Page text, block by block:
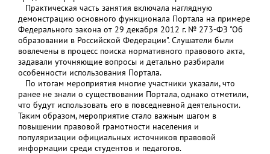
Практическая часть занятия включала наглядную
демонстрацию основного функционала Портала на примере
Федерального закона от 29 декабря 2012 г. № 273-ФЗ "Об
образовании в Российской Федерации". Слушатели были
вовлечены в процесс поиска нормативного правового акта,
задавали уточняющие вопросы и детально разбирали
особенности использования Портала.
По итогам мероприятия многие участники указали, что
ранее не знали о существовании Портала, однако отметили,
что будут использовать его в повседневной деятельности.
Таким образом, мероприятие стало важным шагом в
повышении правовой грамотности населения и
популяризации официальных источников правовой
информации среди студентов и педагогов.